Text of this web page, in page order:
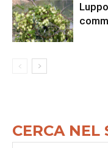
CERCA NEL